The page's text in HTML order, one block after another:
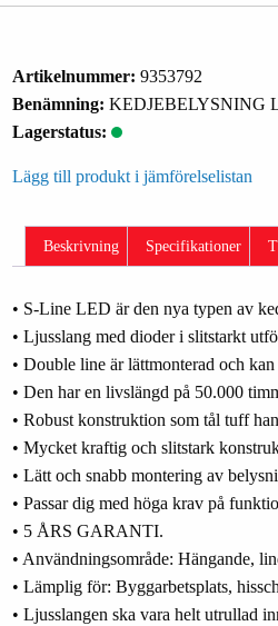
Artikelnummer: 9353792
Benämning: KEDJEBELYSNING
Lagerstatus:
Lägg till produkt i jämförelselistan
Beskrivning Specifikationer
• S-Line LED är den nya typen av
• Ljusslang med dioder i slitstarkt
• Double line är lättmonterad och
• Den har en livslängd på 50.000
• Robust konstruktion som tål tuff
• Mycket kraftig och slitstark
• Lätt och snabb montering av
• Passar dig med höga krav på
• 5 ÅRS GARANTI.
• Användningsområde: Hängande,
• Lämplig för: Byggarbetsplats,
• Ljusslangen ska vara helt utrullad